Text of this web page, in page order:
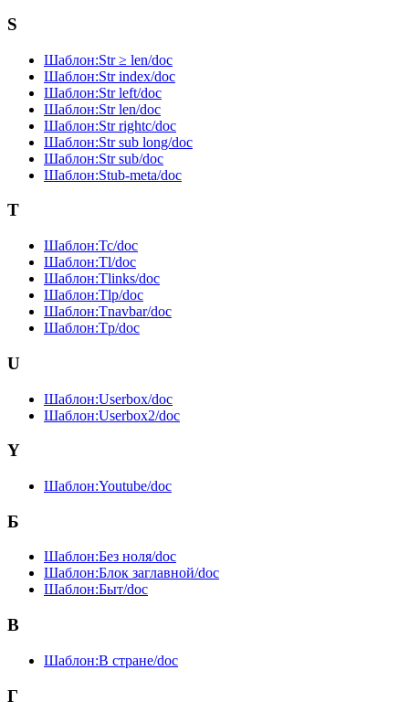
S
Шаблон:Str ≥ len/doc
Шаблон:Str index/doc
Шаблон:Str left/doc
Шаблон:Str len/doc
Шаблон:Str rightc/doc
Шаблон:Str sub long/doc
Шаблон:Str sub/doc
Шаблон:Stub-meta/doc
T
Шаблон:Tc/doc
Шаблон:Tl/doc
Шаблон:Tlinks/doc
Шаблон:Tlp/doc
Шаблон:Tnavbar/doc
Шаблон:Tp/doc
U
Шаблон:Userbox/doc
Шаблон:Userbox2/doc
Y
Шаблон:Youtube/doc
Б
Шаблон:Без ноля/doc
Шаблон:Блок заглавной/doc
Шаблон:Быт/doc
В
Шаблон:В стране/doc
Г